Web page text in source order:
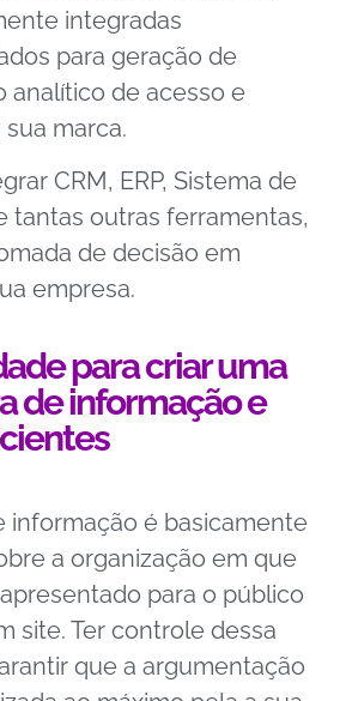
integradas
para geração de
analítico de acesso e
marca.
CRM, ERP, Sistema de
tantas outras ferramentas,
de decisão em
empresa.
para criar uma
de informação e
informação é basicamente
a organização em que
para o público
site. Ter controle dessa
que a argumentação